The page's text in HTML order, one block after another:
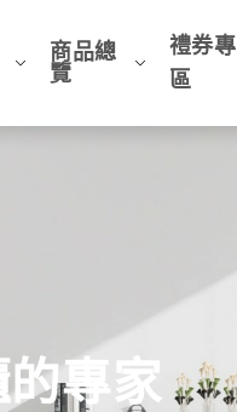
商品總
覽
禮券專
區
專家